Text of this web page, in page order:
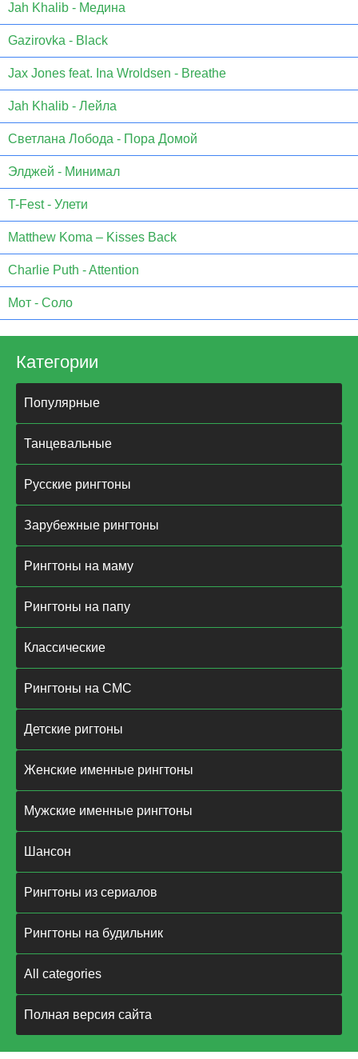
Jаh Khаlib - Медина
Gazirovka - Black
Jax Jones feat. Ina Wroldsen - Breathe
Jah Khalib - Лейла
Светлана Лобода - Пора Домой
Элджей - Минимал
T-Fest - Улети
Matthew Koma – Kisses Back
Charlie Puth - Attention
Мот - Соло
Категории
Популярные
Танцевальные
Русские рингтоны
Зарубежные рингтоны
Рингтоны на маму
Рингтоны на папу
Классические
Рингтоны на СМС
Детские ригтоны
Женские именные рингтоны
Мужские именные рингтоны
Шансон
Рингтоны из сериалов
Рингтоны на будильник
All categories
Полная версия сайта